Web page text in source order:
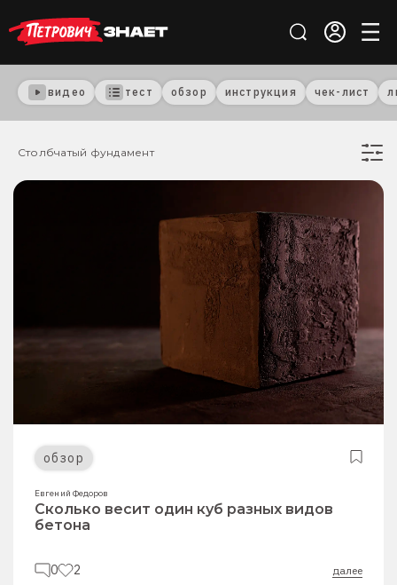
видео тест обзор инструкция чек-лист
Столбчатый фундамент
обзор
Евгений Федоров
Сколько весит один куб разных видов
бетона
0 2 далее